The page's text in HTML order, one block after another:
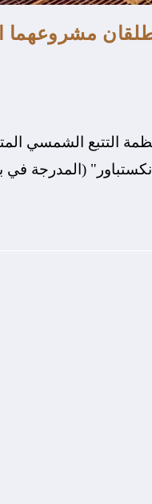
مشروعهما
التتبع الشمسي